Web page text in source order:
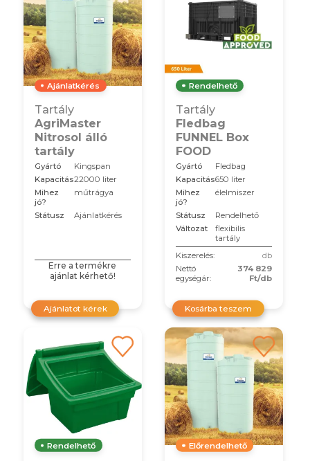
Ajánlatkérés
Tartály
AgriMaster
Nitrosol álló
tartály
Gyártó
Kingspan
Kapacitás22000 liter
Mihez
jó?
műtrágya
Státusz Ajánlatkérés
Erre a termékre
ajánlat kérhető!
Ajánlatot kérek
Rendelhető
Tartály
Fledbag
FUNNEL Box
FOOD
Gyártó
Fledbag
Kapacitás650 liter
Mihez
jó?
élelmiszer
Státusz
Rendelhető
Változat
flexibilis
tartály
Kiszerelés:
db
Nettó
egységár:
374 829
Ft/db
Kosárba teszem
Rendelhető Előrendelhető